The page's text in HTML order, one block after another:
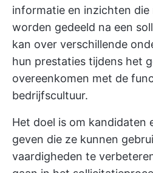
informatie en inzichten die
worden gedeeld na een
kan over verschillende
hun prestaties tijdens het
overeenkomen met de
bedrijfscultuur.
Het doel is om kandidaten
geven die ze kunnen
vaardigheden te